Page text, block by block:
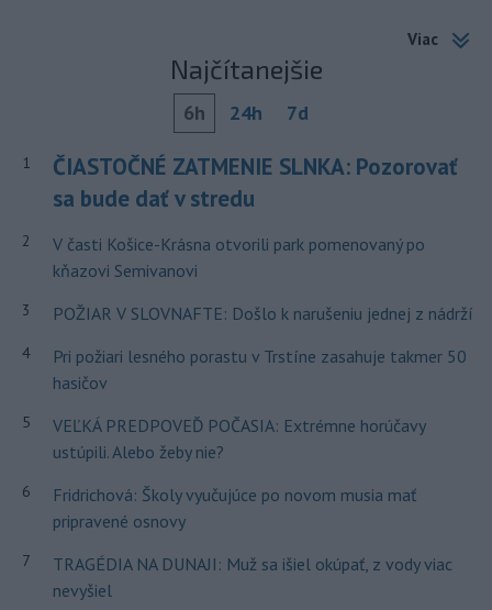
Viac
Najčítanejšie
6h 24h 7d
1
ČIASTOČNÉ ZATMENIE SLNKA: Pozorovať
sa bude dať v stredu
2
V časti Košice-Krásna otvorili park pomenovaný po
kňazovi Semivanovi
3 POŽIAR V SLOVNAFTE: Došlo k narušeniu jednej z nádrží
4
Pri požiari lesného porastu v Trstíne zasahuje takmer 50
hasičov
5
VEĽKÁ PREDPOVEĎ POČASIA: Extrémne horúčavy
ustúpili. Alebo žeby nie?
6
Fridrichová: Školy vyučujúce po novom musia mať
pripravené osnovy
7
TRAGÉDIA NA DUNAJI: Muž sa išiel okúpať, z vody viac
nevyšiel